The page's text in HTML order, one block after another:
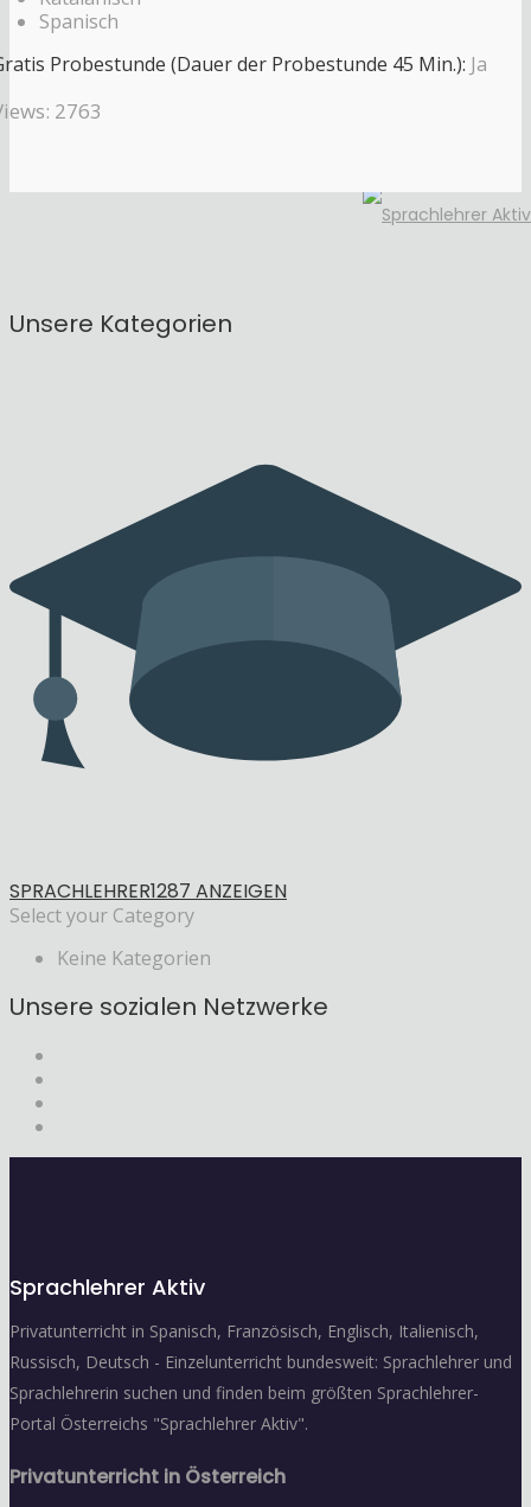
Spanisch
Probestunde (Dauer der Probestunde 45 Min.): Ja
2763
Unsere Kategorien
SPRACHLEHRER1287 ANZEIGEN
Select your Category
Keine Kategorien
Unsere sozialen Netzwerke
Sprachlehrer Aktiv
Privatunterricht in Spanisch, Französisch, Englisch, Italienisch,
Russisch, Deutsch - Einzelunterricht bundesweit: Sprachlehrer und
Sprachlehrerin suchen und finden beim größten Sprachlehrer-
Portal Österreichs "Sprachlehrer Aktiv".
Privatunterricht in Österreich